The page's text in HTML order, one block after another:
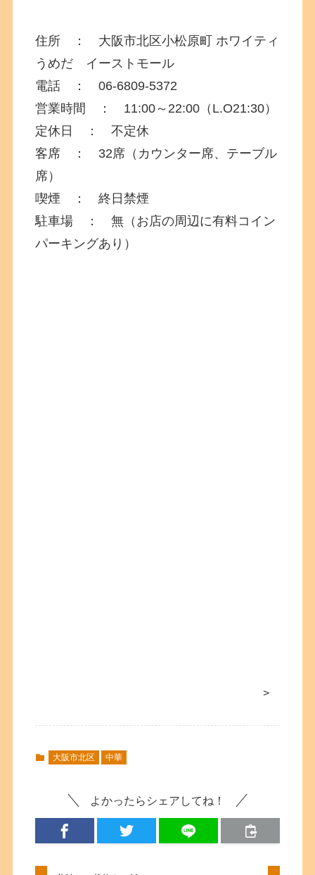
住所 ： 大阪市北区小松原町 ホワイティ
うめだ イーストモール
電話 ：06-6809-5372
営業時間 ： 11:00～22:00（L.O21:30）
定休日 ： 不定休
客席 ： 32席（カウンター席、テーブル
席）
喫煙 ： 終日禁煙
駐車場 ： 無（お店の周辺に有料コイン
パーキングあり）
>
大阪市北区 中華
よかったらシェアしてね！